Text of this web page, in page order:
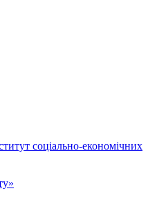
соціально-економічних